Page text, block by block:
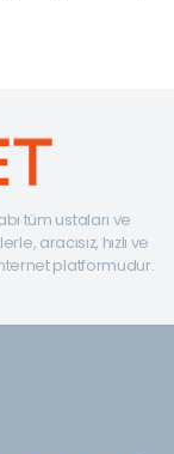
tüm ustaları ve
aracısız, hızlı ve
platformudur.